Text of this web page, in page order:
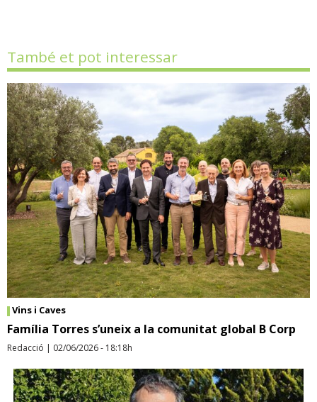
També et pot interessar
Vins i Caves
Família Torres s’uneix a la comunitat global B Corp
Redacció | 02/06/2026 - 18:18h